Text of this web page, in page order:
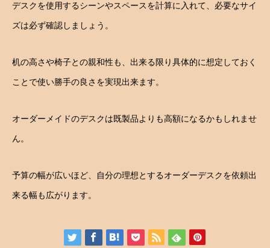
デスクを使用するシーンやスペースを計算に入れて、必要なサイ
ズは必ず確認しましょう。
机の高さや椅子との親和性も、出来る限り具体的に想定しておく
ことで使い勝手の良さを実現出来ます。
オーダーメイドのデスクは既製品よりも高額になるかもしれませ
ん。
予算の幅が広いほど、自分の理想とするオーダーデスクを依頼出
来る幅も広がります。